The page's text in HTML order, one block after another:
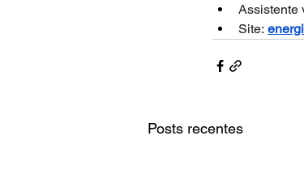
Assistente
Site:
Posts recentes